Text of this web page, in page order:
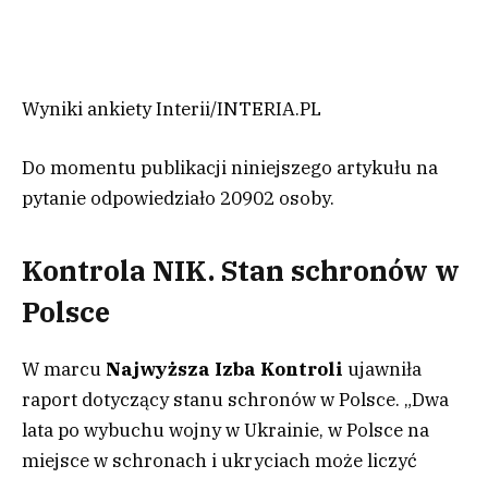
Wyniki ankiety Interii/INTERIA.PL
Do momentu publikacji niniejszego artykułu na
pytanie odpowiedziało 20902 osoby.
Kontrola NIK. Stan schronów w
Polsce
W marcu Najwyższa Izba Kontroli ujawniła
raport dotyczący stanu schronów w Polsce. „Dwa
lata po wybuchu wojny w Ukrainie, w Polsce na
miejsce w schronach i ukryciach może liczyć